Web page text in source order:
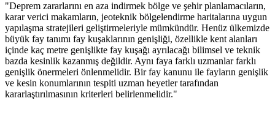
"Deprem zararlarını en aza indirmek bölge ve şehir planlamacıların,
karar verici makamların, jeoteknik bölgelendirme haritalarına uygun
yapılaşma stratejileri geliştirmeleriyle mümkündür. Henüz ülkemizde
büyük fay tanımı fay kuşaklarının genişliği, özellikle kent alanları
içinde kaç metre genişlikte fay kuşağı ayrılacağı bilimsel ve teknik
bazda kesinlik kazanmış değildir. Aynı faya farklı uzmanlar farklı
genişlik önermeleri önlenmelidir. Bir fay kanunu ile fayların genişlik
ve kesin konumlarının tespiti uzman heyetler tarafından
kararlaştırılmasının kriterleri belirlenmelidir."